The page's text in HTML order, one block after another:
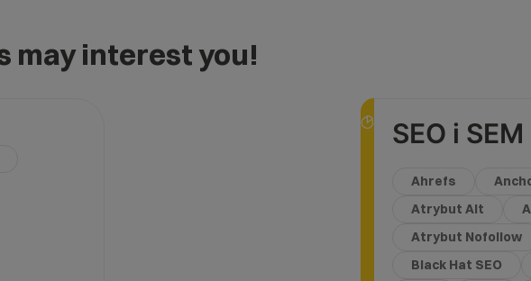
may interest you!
SEO i SEM
Ahrefs
Atrybut Alt
Atrybut Nofollow
Black Hat SEO